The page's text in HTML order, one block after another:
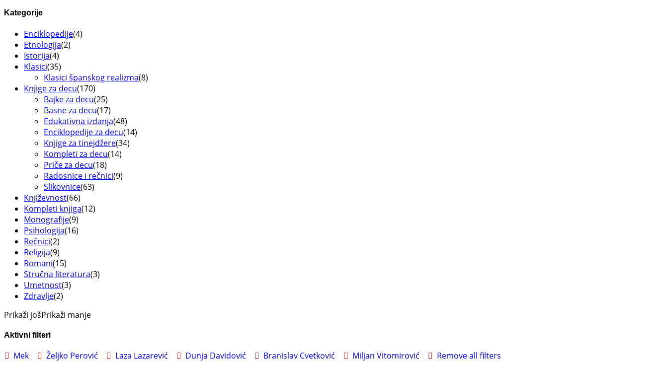
Kategorije
Enciklopedije(4)
Etnologija(2)
Istorija(4)
Klasici(35)
Klasici španskog realizma(8)
Knjige za decu(170)
Bajke za decu(25)
Basne za decu(17)
Edukativna izdanja(48)
Enciklopedije za decu(14)
Knjige za tinejdžere(34)
Kompleti za decu(14)
Priče za decu(18)
Radosnice i rečnici(9)
Slikovnice(63)
Književnost(66)
Kompleti knjiga(12)
Monografije(9)
Psihologija(16)
Rečnici(2)
Religija(9)
Romani(15)
Stručna literatura(3)
Umetnost(3)
Zdravlje(2)
Prikaži jošPrikaži manje
Aktivni filteri
Mek Željko Perović Laza Lazarević Dunja Davidović Branislav Cvetković Miljan Vitomirović Remove all filters